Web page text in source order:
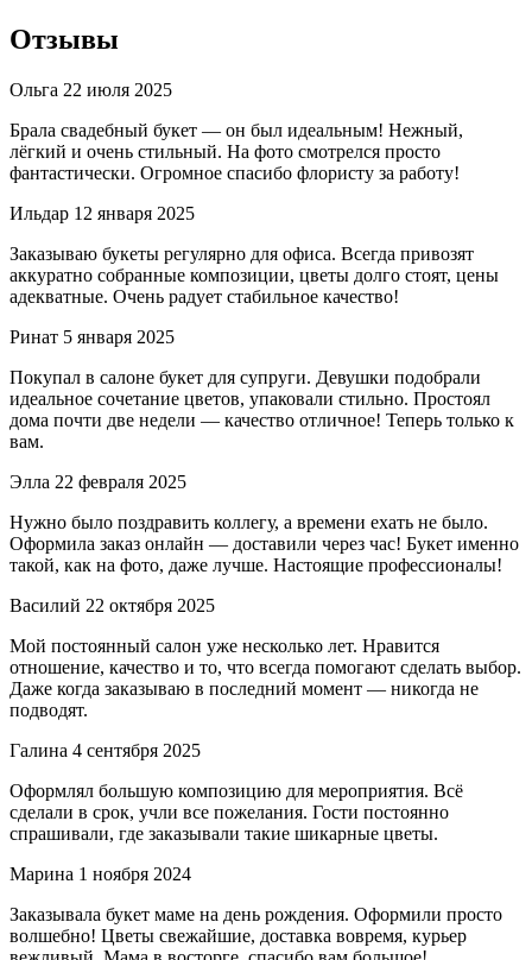
Отзывы
Ольга 22 июля 2025
Брала свадебный букет — он был идеальным! Нежный,
лёгкий и очень стильный. На фото смотрелся просто
фантастически. Огромное спасибо флористу за работу!
Ильдар 12 января 2025
Заказываю букеты регулярно для офиса. Всегда привозят
аккуратно собранные композиции, цветы долго стоят, цены
адекватные. Очень радует стабильное качество!
Ринат 5 января 2025
Покупал в салоне букет для супруги. Девушки подобрали
идеальное сочетание цветов, упаковали стильно. Простоял
дома почти две недели — качество отличное! Теперь только к
вам.
Элла 22 февраля 2025
Нужно было поздравить коллегу, а времени ехать не было.
Оформила заказ онлайн — доставили через час! Букет именно
такой, как на фото, даже лучше. Настоящие профессионалы!
Василий 22 октября 2025
Мой постоянный салон уже несколько лет. Нравится
отношение, качество и то, что всегда помогают сделать выбор.
Даже когда заказываю в последний момент — никогда не
подводят.
Галина 4 сентября 2025
Оформлял большую композицию для мероприятия. Всё
сделали в срок, учли все пожелания. Гости постоянно
спрашивали, где заказывали такие шикарные цветы.
Марина 1 ноября 2024
Заказывала букет маме на день рождения. Оформили просто
волшебно! Цветы свежайшие, доставка вовремя, курьер